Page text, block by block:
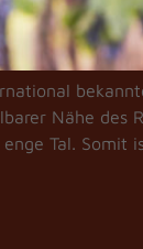
Nähe des
Tal. Somit